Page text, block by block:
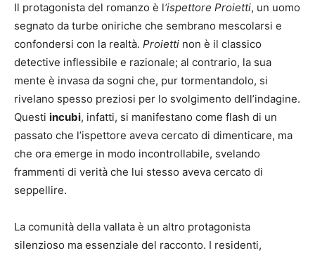
Il protagonista del romanzo è l‘ispettore Proietti, un uomo
segnato da turbe oniriche che sembrano mescolarsi e
confondersi con la realtà. Proietti non è il classico
detective inflessibile e razionale; al contrario, la sua
mente è invasa da sogni che, pur tormentandolo, si
rivelano spesso preziosi per lo svolgimento dell’indagine.
Questi incubi, infatti, si manifestano come flash di un
passato che l’ispettore aveva cercato di dimenticare, ma
che ora emerge in modo incontrollabile, svelando
frammenti di verità che lui stesso aveva cercato di
seppellire.
La comunità della vallata è un altro protagonista
silenzioso ma essenziale del racconto. I residenti,